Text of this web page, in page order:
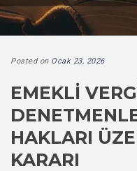
Posted on Ocak 23, 2026
EMEKLI
HAKLARI
KARARI